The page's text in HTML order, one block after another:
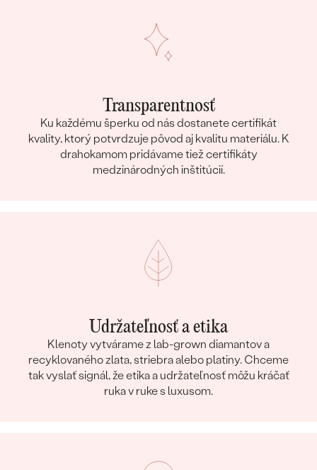
Transparentnosť
Ku každému šperku od nás dostanete certifikát
kvality, ktorý potvrdzuje pôvod aj kvalitu materiálu. K
drahokamom pridávame tiež certifikáty
medzinárodných inštitúcií.
Udržateľnosť a etika
Klenoty vytvárame z lab-grown diamantov a
recyklovaného zlata, striebra alebo platiny. Chceme
tak vyslať signál, že etika a udržateľnosť môžu kráčať
ruka v ruke s luxusom.